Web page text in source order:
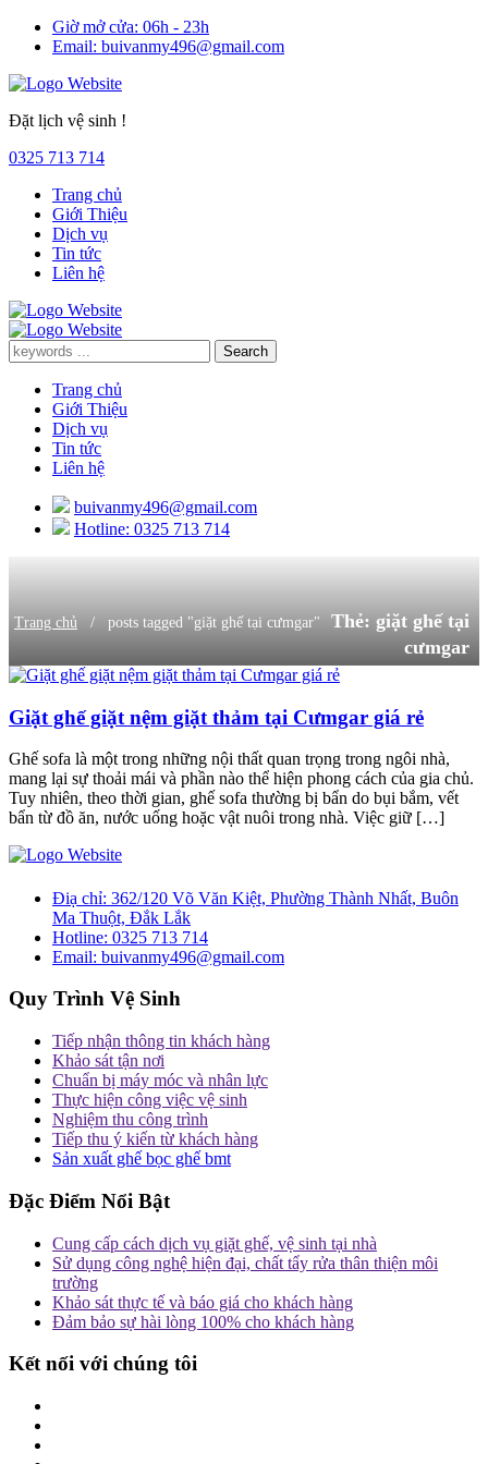
Giờ mở cửa: 06h - 23h
Email: buivanmy496@gmail.com
Đặt lịch vệ sinh !
0325 713 714
Trang chủ
Giới Thiệu
Dịch vụ
Tin tức
Liên hệ
Trang chủ
Giới Thiệu
Dịch vụ
Tin tức
Liên hệ
buivanmy496@gmail.com
Hotline: 0325 713 714
Trang chủ / posts tagged "giặt ghế tại cưmgar" Thẻ:giặt ghế tại
cưmgar
Giặt ghế giặt nệm giặt thảm tại Cưmgar giá rẻ
Ghế sofa là một trong những nội thất quan trọng trong ngôi nhà,
mang lại sự thoải mái và phần nào thể hiện phong cách của gia chủ.
Tuy nhiên, theo thời gian, ghế sofa thường bị bẩn do bụi bắm, vết
bẩn từ đồ ăn, nước uống hoặc vật nuôi trong nhà. Việc giữ […]
Điạ chỉ: 362/120 Võ Văn Kiệt, Phường Thành Nhất, Buôn
Ma Thuột, Đắk Lắk
Hotline: 0325 713 714
Email: buivanmy496@gmail.com
Quy Trình Vệ Sinh
Tiếp nhận thông tin khách hàng
Khảo sát tận nơi
Chuẩn bị máy móc và nhân lực
Thực hiện công việc vệ sinh
Nghiệm thu công trình
Tiếp thu ý kiến từ khách hàng
Sản xuất ghế bọc ghế bmt
Đặc Điểm Nổi Bật
Cung cấp cách dịch vụ giặt ghế, vệ sinh tại nhà
Sử dụng công nghệ hiện đại, chất tẩy rửa thân thiện môi
trường
Khảo sát thực tế và báo giá cho khách hàng
Đảm bảo sự hài lòng 100% cho khách hàng
Kết nối với chúng tôi